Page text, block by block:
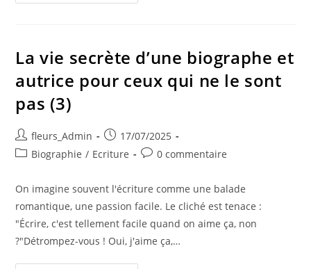
La vie secrète d’une biographe et
autrice pour ceux qui ne le sont
pas (3)
fleurs_Admin
17/07/2025
Biographie / Ecriture 0 commentaire
On imagine souvent l'écriture comme une balade
romantique, une passion facile. Le cliché est tenace :
"Écrire, c'est tellement facile quand on aime ça, non
?"Détrompez-vous ! Oui, j'aime ça,…